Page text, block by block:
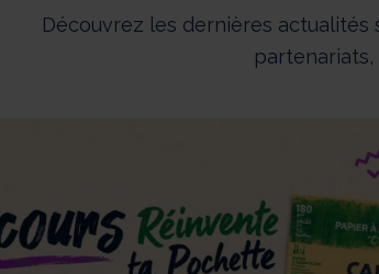
Découvrez les dernières actualités